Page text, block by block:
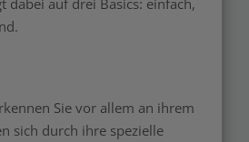
Sie vor allem an ihrem
sich durch ihre spezielle